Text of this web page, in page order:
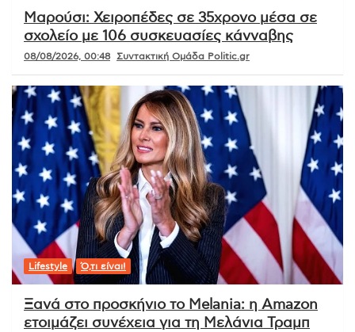
Μαρούσι: Χειροπέδες σε 35χρονο μέσα σε
σχολείο με 106 συσκευασίες κάνναβης
08/08/2026, 00:48 Συντακτική Ομάδα Politic.gr
Lifestyle Ό,τι είναι!
Ξανά στο προσκήνιο το Melania: η Amazon
ετοιμάζει συνέχεια για τη Μελάνια Τραμπ